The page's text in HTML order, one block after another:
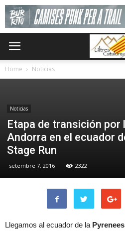
Home Noticias
Noticias
Etapa de transición por
Andorra en el ecuador
Stage Run
setembre 7, 2016 2322
Llegamos al ecuador de la